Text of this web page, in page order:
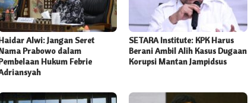
Alwi: Jangan Seret
Prabowo dalam
Hukum Febrie
SETARA Institute: KPK Harus
Berani Ambil Alih Kasus Dugaan
Korupsi Mantan Jampidsus